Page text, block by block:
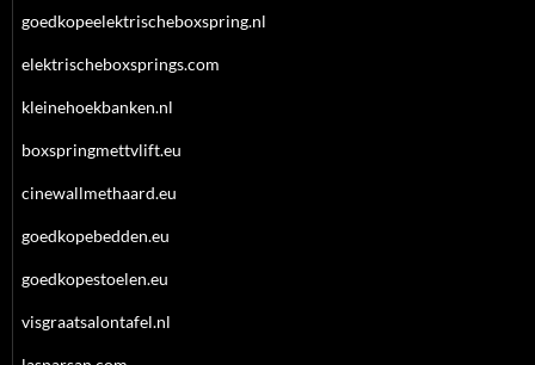
goedkopeelektrischeboxspring.nl
elektrischeboxsprings.com
kleinehoekbanken.nl
boxspringmettvlift.eu
cinewallmethaard.eu
goedkopebedden.eu
goedkopestoelen.eu
visgraatsalontafel.nl